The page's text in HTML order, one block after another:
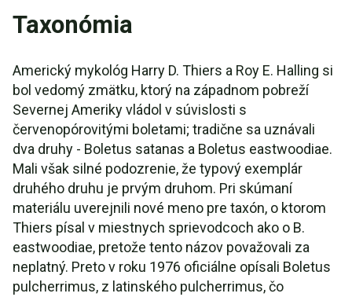
Taxonómia
Americký mykológ Harry D. Thiers a Roy E. Halling si
bol vedomý zmätku, ktorý na západnom pobreží
Severnej Ameriky vládol v súvislosti s
červenopórovitými boletami; tradične sa uznávali
dva druhy - Boletus satanas a Boletus eastwoodiae.
Mali však silné podozrenie, že typový exemplár
druhého druhu je prvým druhom. Pri skúmaní
materiálu uverejnili nové meno pre taxón, o ktorom
Thiers písal v miestnych sprievodcoch ako o B.
eastwoodiae, pretože tento názov považovali za
neplatný. Preto v roku 1976 oficiálne opísali Boletus
pulcherrimus, z latinského pulcherrimus, čo